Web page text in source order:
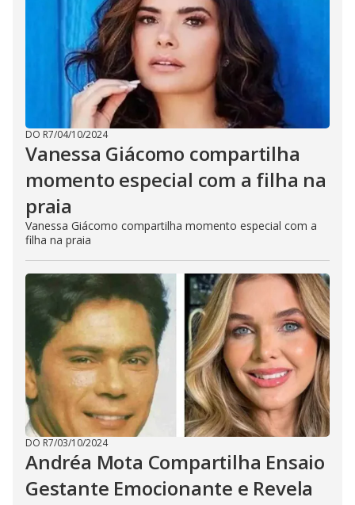
DO R7/04/10/2024
Vanessa Giácomo compartilha
momento especial com a filha na
praia
Vanessa Giácomo compartilha momento especial com a
filha na praia
DO R7/03/10/2024
Andréa Mota Compartilha Ensaio
Gestante Emocionante e Revela